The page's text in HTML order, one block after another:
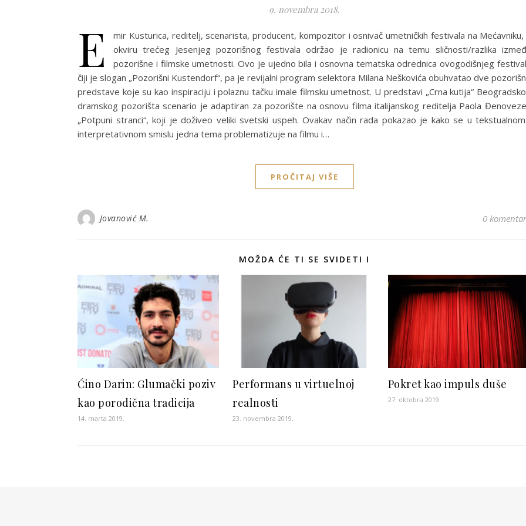
9. novembra 2018.
E
mir Kusturica, reditelj, scenarista, producent, kompozitor i osnivač umetničkih festivala na Mećavniku,
okviru trećeg Jesenjeg pozorišnog festivala održao je radionicu na temu sličnosti/razlika
pozorišne i filmske umetnosti. Ovo je ujedno bila i osnovna tematska odrednica ovogodišnjeg
čiji je slogan „Pozorišni Kustendorf“, pa je revijalni program selektora Milana Neškovića obuhvatao dve
predstave koje su kao inspiraciju i polaznu tačku imale filmsku umetnost. U predstavi „Crna kutija“
dramskog pozorišta scenario je adaptiran za pozorište na osnovu filma italijanskog reditelja Paola
„Potpuni stranci“, koji je doživeo veliki svetski uspeh. Ovakav način rada pokazao je kako se u
interpretativnom smislu jedna tema problematizuje na filmu i…
PROČITAJ VIŠE
Jovanović M. 0
MOŽDA ĆE TI SE SVIDETI I
Ćino Darin: Glumački poziv
kao porodična tradicija
14. marta 2019.
Performans u virtuelnoj
realnosti
23. novembra 2019.
Pokret kao impuls duše
27. oktobra 2019.